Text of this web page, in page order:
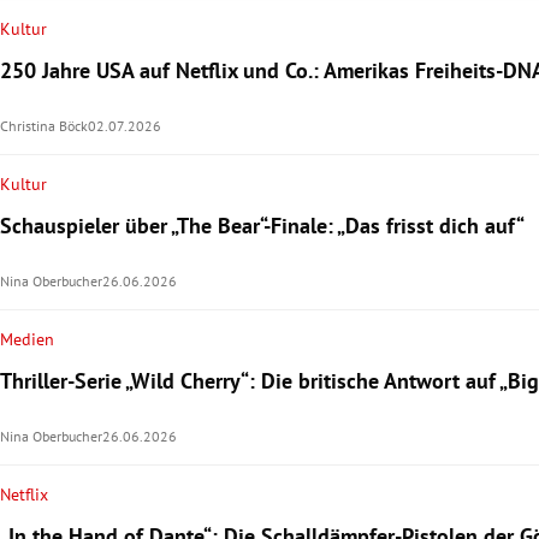
Kultur
250 Jahre USA auf Netflix und Co.: Amerikas Freiheits-
Christina Böck02.07.2026
Kultur
Schauspieler über „The Bear“-Finale: „Das frisst dich auf“
Nina Oberbucher26.06.2026
Medien
Thriller-Serie „Wild Cherry“: Die britische Antwort auf
Nina Oberbucher26.06.2026
Netflix